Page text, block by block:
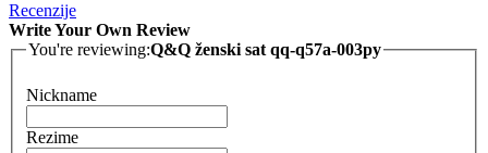
Recenzije
Write Your Own Review
You're reviewing:Q&Q ženski sat qq-q57a-003py
Nickname
Rezime